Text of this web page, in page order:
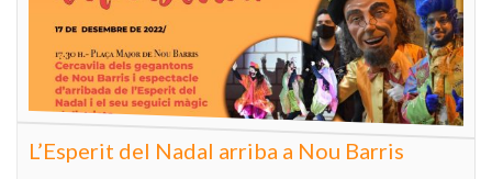
L’Esperit del Nadal arriba a Nou Barris